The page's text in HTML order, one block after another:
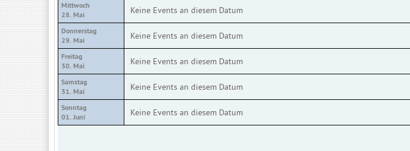
Mittwoch
28. Mai
Keine Events an diesem Datum
Donnerstag
29. Mai
Keine Events an diesem Datum
Freitag
30. Mai
Keine Events an diesem Datum
Samstag
31. Mai
Keine Events an diesem Datum
Sonntag
01. Juni
Keine Events an diesem Datum